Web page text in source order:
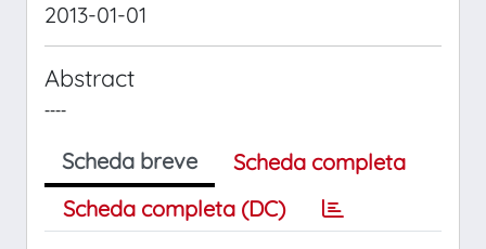
2013-01-01
Abstract
----
Scheda breve
Scheda completa
Scheda completa (DC)